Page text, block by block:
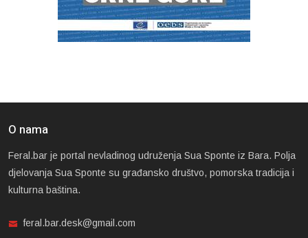
O nama
Feral.bar je portal nevladinog udruženja Sua Sponte iz Bara. Polja
djelovanja Sua Sponte su građansko društvo, pomorska tradicija i
kulturna baština.
feral.bar.desk@gmail.com